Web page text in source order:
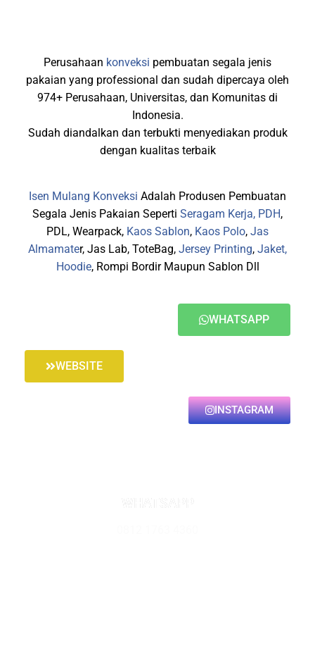
Perusahaan konveksi pembuatan segala jenis
pakaian yang professional dan sudah dipercaya oleh
974+ Perusahaan, Universitas, dan Komunitas di
Indonesia.
Sudah diandalkan dan terbukti menyediakan produk
dengan kualitas terbaik
Isen Mulang Konveksi Adalah Produsen Pembuatan
Segala Jenis Pakaian Seperti Seragam Kerja, PDH,
PDL, Wearpack, Kaos Sablon, Kaos Polo, Jas
Almamater, Jas Lab, ToteBag, Jersey Printing, Jaket,
Hoodie, Rompi Bordir Maupun Sablon Dll
WHATSAPP
WEBSITE
INSTAGRAM